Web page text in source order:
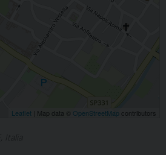
Leaflet | Map data © OpenStreetMap contributors